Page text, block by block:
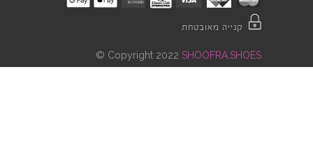
קנייה מאובטחת
Copyright 2022 SHOOFRA.SHOES
©